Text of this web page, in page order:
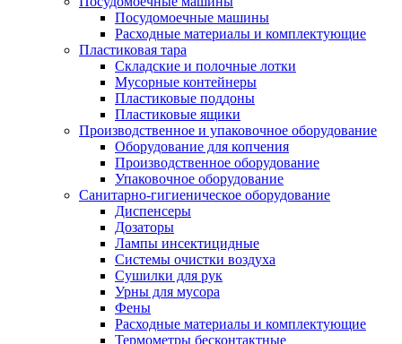
Посудомоечные машины
Расходные материалы и комплектующие
Пластиковая тара
Складские и полочные лотки
Мусорные контейнеры
Пластиковые поддоны
Пластиковые ящики
Производственное и упаковочное оборудование
Оборудование для копчения
Производственное оборудование
Упаковочное оборудование
Санитарно-гигиеническое оборудование
Диспенсеры
Дозаторы
Лампы инсектицидные
Системы очистки воздуха
Сушилки для рук
Урны для мусора
Фены
Расходные материалы и комплектующие
Термометры бесконтактные